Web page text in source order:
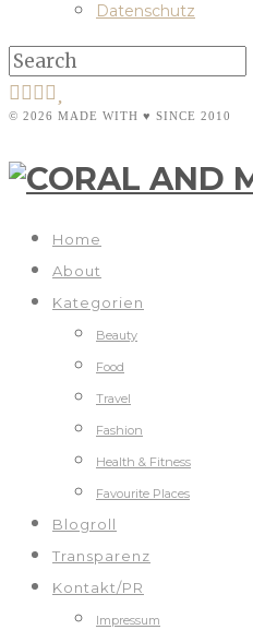
Datenschutz
© 2026 MADE WITH ♥ SINCE 2010
Home
About
Kategorien
Beauty
Food
Travel
Fashion
Health & Fitness
Favourite Places
Blogroll
Transparenz
Kontakt/PR
Impressum